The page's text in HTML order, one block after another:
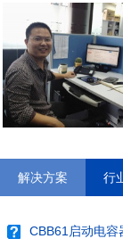
解决方案 行
CBB61启动电容